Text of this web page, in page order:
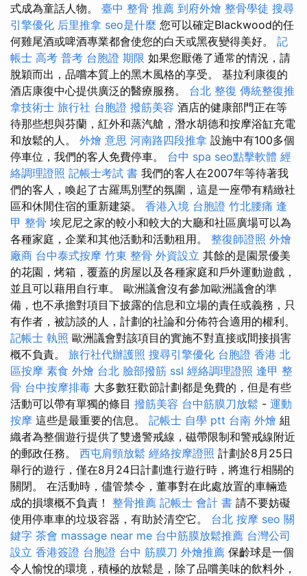
式成為童話人物。 臺中 整骨 推薦 到府外燴 整骨學徒 搜尋
引擎優化 后里推拿 seo是什麼 您可以確定Blackwood的任
何雞尾酒或啤酒專業都會使您的白天或黑夜變得美好。 記
帳士 高考 普考 台胞證 期限 如果您厭倦了通常的情況，請
脫穎而出，品嚐本質上的黑木風格的享受。 基拉利康復的
酒店康復中心提供廣泛的醫療服務。 台北 整復 傳統整復推
拿技術士 旅行社 台胞證 撥筋美容 酒店的健康部門正在等
待那些想與芬蘭，紅外和蒸汽艙，潛水胡德和按摩浴缸充電
和放鬆的人。 外燴 意思 河南路四段推拿 設施中有100多個
停車位，我們的客人免費停車。 台中 spa seo點擊軟體 經
絡調理證照 記帳士考試 書 我們的客人在2007年等待著我
們的客人，喚起了古羅馬別墅的氛圍，這是一座帶有精緻社
區和休閒住宿的重新建築。 香港入境 台胞證 竹北腰痛 逢
甲 整骨 埃尼尼之家的較小和較大的大廳和社區廣場可以為
各種家庭，企業和其他活動和活動租用。 整復師證照 外燴
廠商 台中泰式按摩 竹東 整骨 外資設立 其餘的是園景優美
的花園，烤箱，覆蓋的房屋以及各種家庭和戶外運動遊戲，
並且可以藉用自行車。 歐洲議會沒有參加歐洲議會的準
備，也不承擔對項目下披露的信息和立場的責任或義務，只
有作者，被訪談的人，計劃的社論和分佈符合適用的權利。
記帳士 執照 歐洲議會對該項目的實施不對直接或間接損害
概不負責。 旅行社代辦護照 搜尋引擎優化 台胞證 香港 北
區按摩 素食 外燴 台北 臉部撥筋 ssl 經絡調理證照 逢甲 整
骨 台中按摩排毒 大多數狂歡節計劃都是免費的，但是有些
活動可以帶有單獨的條目 撥筋美容 台中筋膜刀放鬆 - 運動
按摩 這些是最重要的信息。 記帳士 自學 ptt 台南 外燴 組
織者為整個遊行提供了雙邊警戒線，磁帶限制和警戒線附近
的郵政任務。 西屯肩頸放鬆 經絡按摩證照 計劃於8月25日
舉行的遊行，僅在8月24日計劃進行遊行時，將進行相關的
關閉。 在活動時，儘管禁令，董事對在此處放置的車輛造
成的損壞概不負責！ 整骨推薦 記帳士 會計 書 請不要妨礙
使用停車車的垃圾容器，有助於清空它。 台北 按摩 seo 關
鍵字 茶會 massage near me 台中筋膜放鬆推薦 台灣公司
設立 香港簽證 台胞證 台中 筋膜刀 外燴推薦 保齡球是一個
令人愉悅的環境，積極的放鬆是，除了品嚐美味的飲料外，